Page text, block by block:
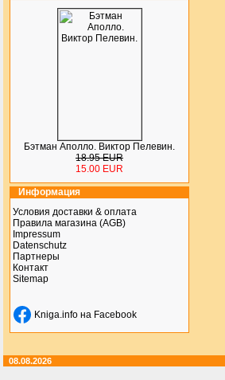
Бэтман Аполло. Виктор Пелевин.
18.95 EUR
15.00 EUR
Информация
Условия доставки & оплата
Правила магазина (AGB)
Impressum
Datenschutz
Партнеры
Контакт
Sitemap
Kniga.info на Facebook
08.08.2026